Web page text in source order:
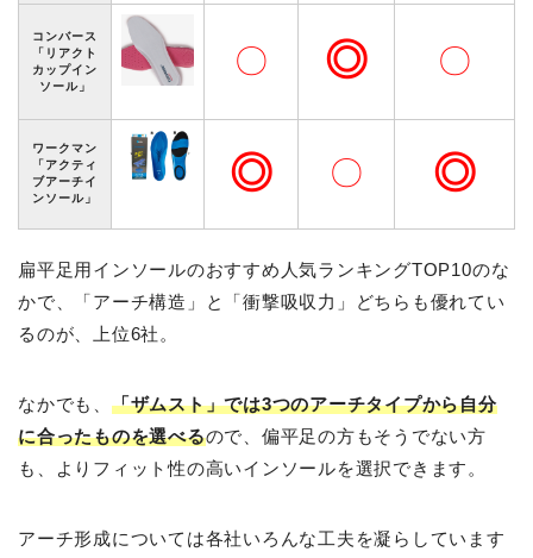
コンバース
「リアクト
カップイン
ソール」
〇 ◎ 〇
ワークマン
「アクティ
ブアーチイ
ンソール」
◎ 〇 ◎
扁平足用インソールのおすすめ人気ランキングTOP10のな
かで、「アーチ構造」と「衝撃吸収力」どちらも優れてい
るのが、上位6社。
なかでも、 「ザムスト」では3つのアーチタイプから自分
に合ったものを選べるので、偏平足の方もそうでない方
も、よりフィット性の高いインソールを選択できます。
アーチ形成については各社いろんな工夫を凝らしています